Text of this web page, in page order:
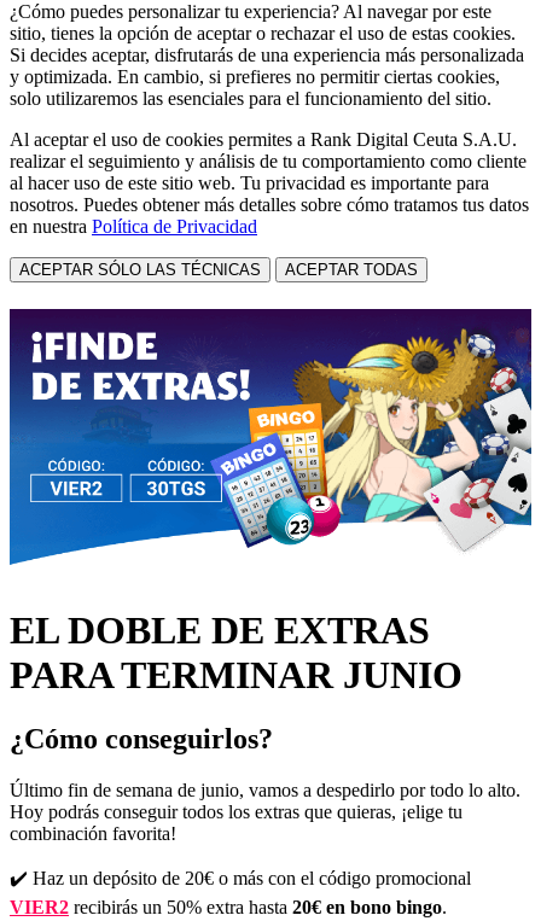
¿Cómo puedes personalizar tu experiencia? Al navegar por este
sitio, tienes la opción de aceptar o rechazar el uso de estas cookies.
Si decides aceptar, disfrutarás de una experiencia más personalizada
y optimizada. En cambio, si prefieres no permitir ciertas cookies,
solo utilizaremos las esenciales para el funcionamiento del sitio.
Al aceptar el uso de cookies permites a Rank Digital Ceuta S.A.U.
realizar el seguimiento y análisis de tu comportamiento como cliente
al hacer uso de este sitio web. Tu privacidad es importante para
nosotros. Puedes obtener más detalles sobre cómo tratamos tus datos
en nuestra Política de Privacidad
ACEPTAR SÓLO LAS TÉCNICAS ACEPTAR TODAS
EL DOBLE DE EXTRAS
PARA TERMINAR JUNIO
¿Cómo conseguirlos?
Último fin de semana de junio, vamos a despedirlo por todo lo alto.
Hoy podrás conseguir todos los extras que quieras, ¡elige tu
combinación favorita!
✔️ Haz un depósito de 20€ o más con el código promocional
VIER2 recibirás un 50% extra hasta 20€ en bono bingo.